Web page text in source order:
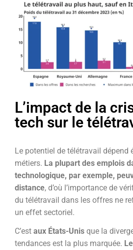
L’impact de la
tech sur le
Le potentiel de télétravail dépend
métiers. La plupart des emplois
technologique, par exemple,
distance, d’où l’importance de
du télétravail dans les offres ne
un effet sectoriel.
C’est aux États-Unis que la
tendances est la plus marquée.